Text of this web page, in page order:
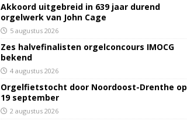
Akkoord uitgebreid in 639 jaar durend
orgelwerk van John Cage
5 augustus 2026
Zes halvefinalisten orgelconcours IMOCG
bekend
4 augustus 2026
Orgelfietstocht door Noordoost-Drenthe op
19 september
2 augustus 2026